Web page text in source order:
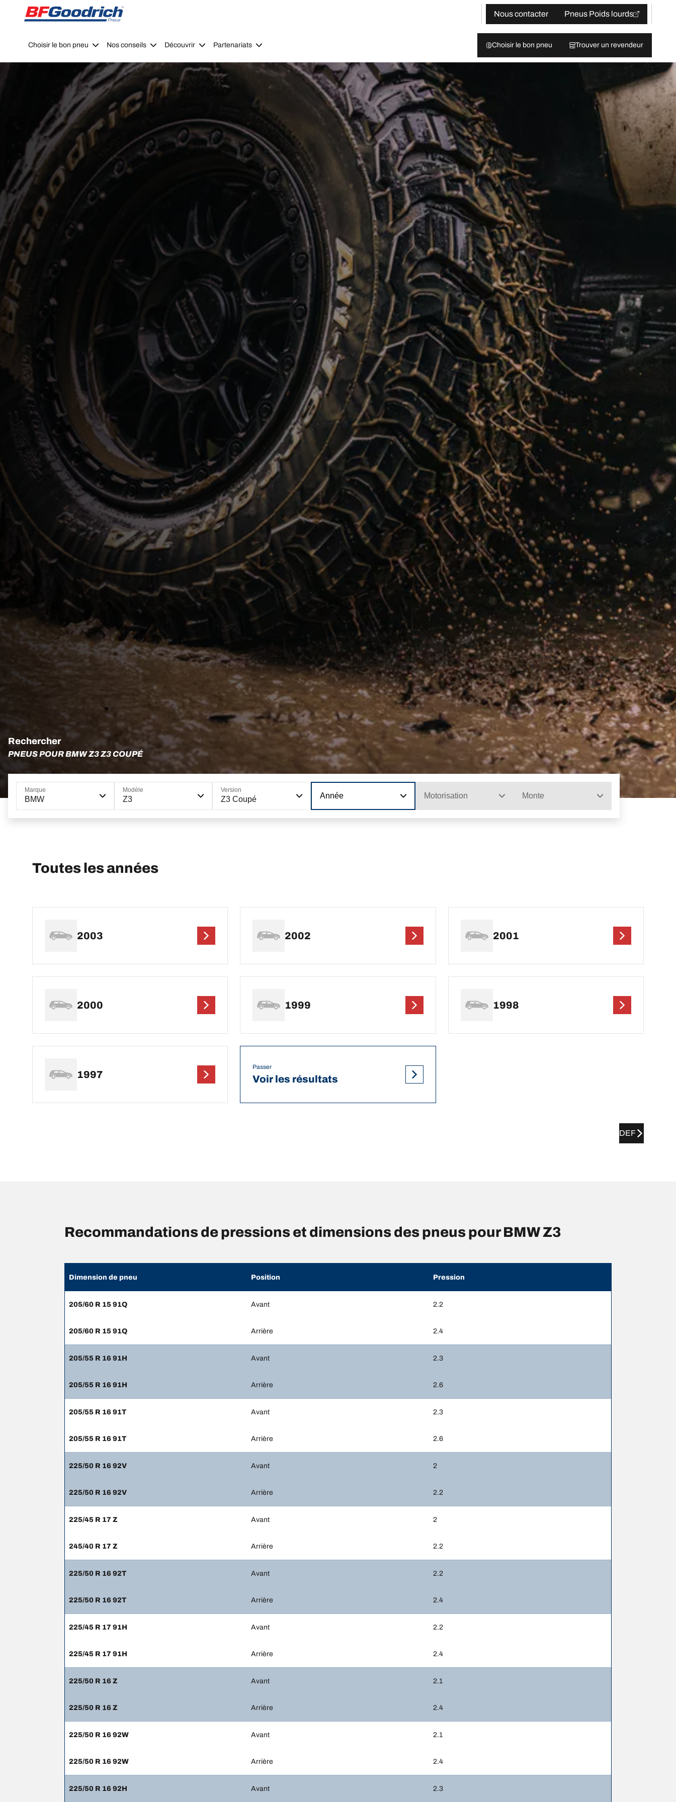
Go to page content
Go to page navigation
Nous contacter
Pneus Poids lourds
Choisir le bon pneu Nos conseils Découvrir Partenariats Choisir le bon pneu Trouver un revendeur
Rechercher
PNEUS POUR BMW Z3 Z3 COUPÉ
Marque
BMW
Modèle
Z3
Version
Z3 Coupé Année Motorisation Monte
Toutes les années
2003 2002 2001
2000 1999 1998
1997
Passer
Voir les résultats
DEF
Recommandations de pressions et dimensions des pneus pour BMW Z3
Dimension de pneu Position Pression
205/60 R 15 91Q Avant 2.2
205/60 R 15 91Q Arrière 2.4
205/55 R 16 91H Avant 2.3
205/55 R 16 91H Arrière 2.6
205/55 R 16 91T Avant 2.3
205/55 R 16 91T Arrière 2.6
225/50 R 16 92V Avant 2
225/50 R 16 92V Arrière 2.2
225/45 R 17 Z Avant 2
245/40 R 17 Z Arrière 2.2
225/50 R 16 92T Avant 2.2
225/50 R 16 92T Arrière 2.4
225/45 R 17 91H Avant 2.2
225/45 R 17 91H Arrière 2.4
225/50 R 16 Z Avant 2.1
225/50 R 16 Z Arrière 2.4
225/50 R 16 92W Avant 2.1
225/50 R 16 92W Arrière 2.4
225/50 R 16 92H Avant 2.3